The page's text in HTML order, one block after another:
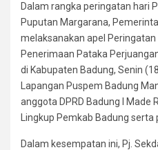
Dalam rangka peringatan hari
Puputan Margarana,
melaksanakan apel Peringatan
Penerimaan Pataka
di Kabupaten Badung, Senin
Lapangan Puspem Badung
anggota DPRD Badung I Made
Lingkup Pemkab Badung serta
Dalam kesempatan ini, Pj.